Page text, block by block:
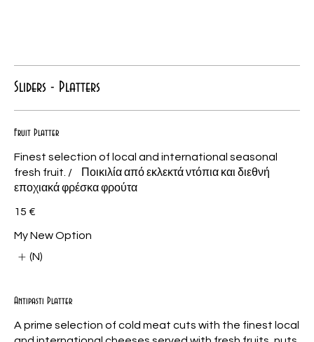
Sliders - Platters
Fruit Platter
Finest selection of local and international seasonal
fresh fruit. / Ποικιλία από εκλεκτά ντόπια και διεθνή
εποχιακά φρέσκα φρούτα
15 €
My New Option
(N)
Antipasti Platter
A prime selection of cold meat cuts with the finest local